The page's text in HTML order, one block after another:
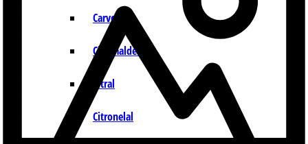
Carvona
Cinamaldeído
Citral
Citronelal